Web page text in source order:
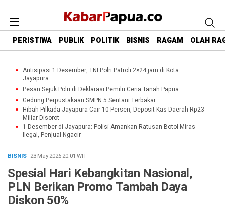
PERISTIWA PUBLIK POLITIK BISNIS RAGAM OLAH
Antisipasi 1 Desember, TNI Polri Patroli 2×24 jam di Kota
Jayapura
Pesan Sejuk Polri di Deklarasi Pemilu Ceria Tanah Papua
Gedung Perpustakaan SMPN 5 Sentani Terbakar
Hibah Pilkada Jayapura Cair 10 Persen, Deposit Kas Daerah Rp23
Miliar Disorot
1 Desember di Jayapura: Polisi Amankan Ratusan Botol Miras
Ilegal, Penjual Ngacir
BISNIS· 23 May 202620:01 WIT
Spesial Hari Kebangkitan Nasional,
PLN Berikan Promo Tambah Daya
Diskon 50%